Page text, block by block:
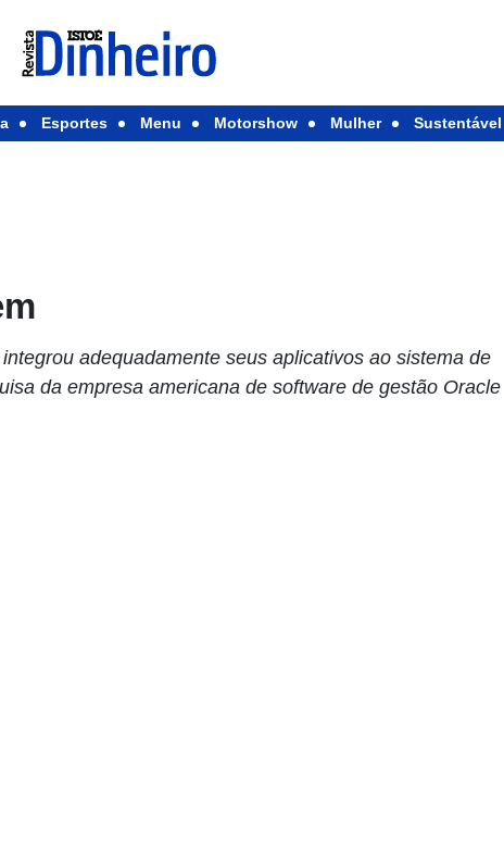
Esportes Menu Motorshow Mulher Sustentável
adequadamente seus aplicativos ao sistema de
da empresa americana de software de gestão Oracle